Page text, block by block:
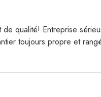
de qualité! Entreprise
toujours propre et